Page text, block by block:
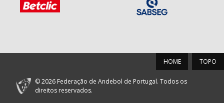
TOPO
HOME
© 2026 Federação de Andebol de Portugal. Todos os
direitos reservados.